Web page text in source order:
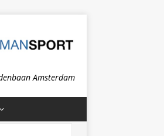
Amsterdam